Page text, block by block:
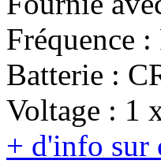
Fréquence
Batterie :
Voltage : 1
+ d'info sur